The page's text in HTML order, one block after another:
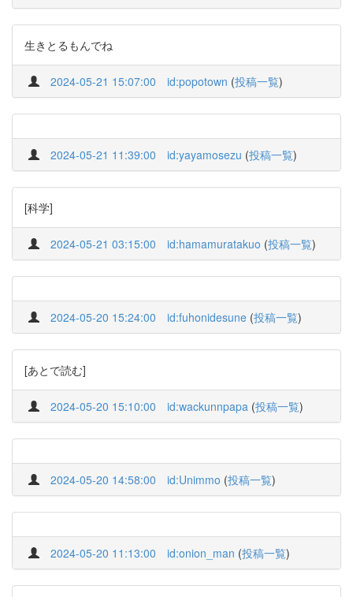
生きとるもんでね
2024-05-21 15:07:00 id:popotown (投稿一覧)
2024-05-21 11:39:00 id:yayamosezu (投稿一覧)
[科学]
2024-05-21 03:15:00 id:hamamuratakuo (投稿一覧)
2024-05-20 15:24:00 id:fuhonidesune (投稿一覧)
[あとで読む]
2024-05-20 15:10:00 id:wackunnpapa (投稿一覧)
2024-05-20 14:58:00 id:Unimmo (投稿一覧)
2024-05-20 11:13:00 id:onion_man (投稿一覧)